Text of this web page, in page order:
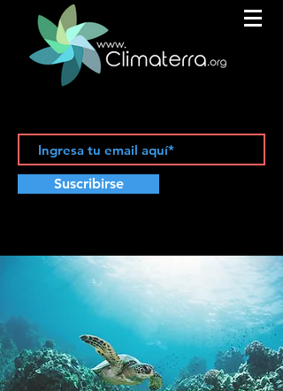
Suscribirse